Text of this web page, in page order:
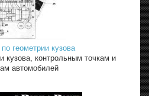
геометрии кузова
кузова, контрольным точкам и
автомобилей